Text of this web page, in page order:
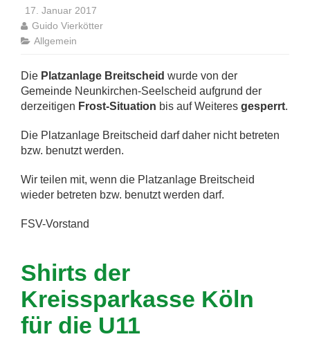
17. Januar 2017
Guido Vierkötter
Allgemein
Die Platzanlage Breitscheid wurde von der
Gemeinde Neunkirchen-Seelscheid aufgrund der
derzeitigen Frost-Situation bis auf Weiteres gesperrt.
Die Platzanlage Breitscheid darf daher nicht betreten
bzw. benutzt werden.
Wir teilen mit, wenn die Platzanlage Breitscheid
wieder betreten bzw. benutzt werden darf.
FSV-Vorstand
Shirts der
Kreissparkasse Köln
für die U11